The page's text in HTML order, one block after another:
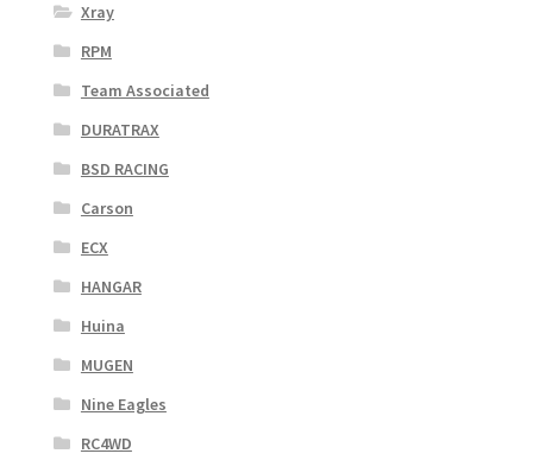
Xray
RPM
Team Associated
DURATRAX
BSD RACING
Carson
ECX
HANGAR
Huina
MUGEN
Nine Eagles
RC4WD